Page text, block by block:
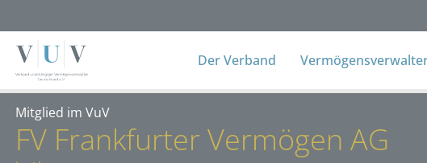
Der Verband
Mitglied im VuV
FV Frankfurter Vermögen AG